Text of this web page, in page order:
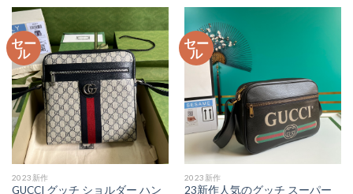
¥32,400
た。
は
¥19,800
す。
は
で
し
た。
格
セー
ル
2023新作
GUCCI グッチ ショルダー ハン
セー
ル
2023新作
23新作人気のグッチ スーパー